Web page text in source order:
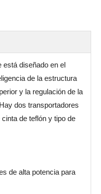
está diseñado en el
de la estructura
y la regulación de la
dos transportadores
de teflón y tipo de
de alta potencia para